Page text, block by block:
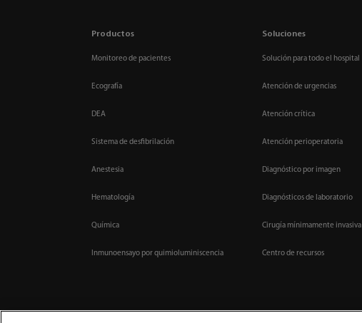
Productos
Monitoreo de pacientes
Ecografía
DEA
Sistema de desfibrilación
Anestesia
Hematología
Química
Inmunoensayo por quimioluminiscencia
Soluciones
Solución para todo el hospital
Atención de urgencias
Atención crítica
Atención perioperatoria
Diagnóstico por imagen
Diagnósticos de laboratorio
Cirugía mínimamente invasiva
Centro de recursos